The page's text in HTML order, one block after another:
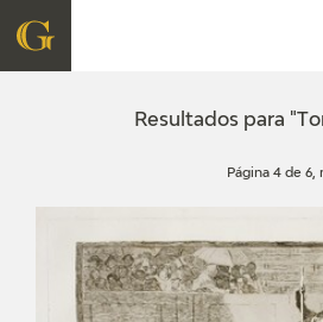
ACCIÓN CORPORATIVA
Resultados para
Página 4 de 6,